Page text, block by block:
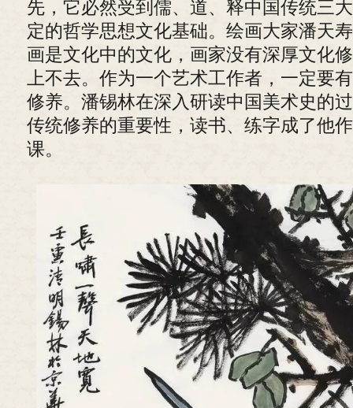
先，它必然受到儒、道、释中国传统三
定的哲学思想文化基础。绘画大家潘天
画是文化中的文化，画家没有深厚文化
上不去。作为一个艺术工作者，一定要
修养。潘锡林在深入研读中国美术史的
传统修养的重要性，读书、练字成了他
课。